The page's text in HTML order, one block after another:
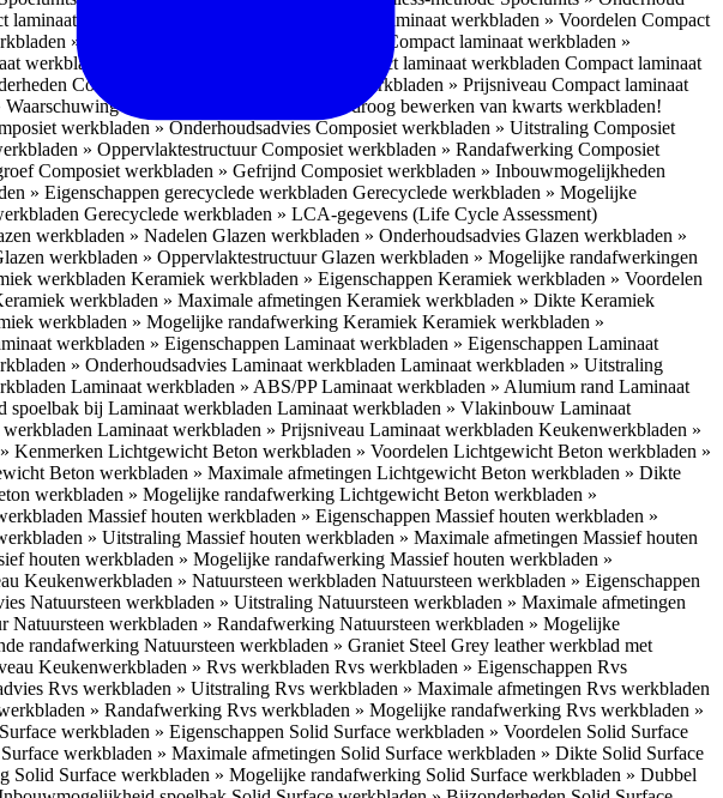
laminaat werkbladen » Eigenschappen
Compact laminaat werkbladen » Voordelen Compact
» Nanotech massief laminaat werkbladen
Compact laminaat werkbladen »
werkbladen » Mogelijke randafwerking Compact laminaat werkbladen Compact laminaat
Compact laminaat
Compact laminaat werkbladen » Prijsniveau Compact laminaat
Monteurs: bescherm je bij het droog bewerken van kwarts werkbladen!
werkbladen » OnderhoudsadviesComposiet werkbladen » Uitstraling Composiet
» OppervlaktestructuurComposiet werkbladen » Randafwerking Composiet
Composiet werkbladen » Gefrijnd Composiet werkbladen » Inbouwmogelijkheden
» Eigenschappen gerecyclede werkbladen Gerecyclede werkbladen » Mogelijke
Gerecyclede werkbladen » LCA-gegevens (Life Cycle Assessment)
werkbladen » Nadelen Glazen werkbladen » Onderhoudsadvies Glazen werkbladen »
werkbladen » OppervlaktestructuurGlazen werkbladen » Mogelijke randafwerkingen
werkbladen Keramiek werkbladen » Eigenschappen Keramiek werkbladen » Voordelen
werkbladen » Maximale afmetingen Keramiek werkbladen » Dikte Keramiek
werkbladen » Mogelijke randafwerking Keramiek Keramiek werkbladen »
werkbladen » Eigenschappen Laminaat werkbladen » Eigenschappen Laminaat
» Onderhoudsadvies Laminaat werkbladen Laminaat werkbladen » Uitstraling
Laminaat werkbladen » ABS/PPLaminaat werkbladen » Alumium rand Laminaat
bij Laminaat werkbladen Laminaat werkbladen » Vlakinbouw Laminaat
Laminaat werkbladen » Prijsniveau Laminaat werkbladen Keukenwerkbladen »
Kenmerken Lichtgewicht Beton werkbladen » Voordelen Lichtgewicht Beton werkbladen »
Beton werkbladen » Maximale afmetingen Lichtgewicht Beton werkbladen » Dikte
werkbladen » Mogelijke randafwerking Lichtgewicht Beton werkbladen »
Massief houten werkbladen » Eigenschappen Massief houten werkbladen »
» Uitstraling Massief houten werkbladen » Maximale afmetingen Massief houten
houten werkbladen » Mogelijke randafwerking Massief houten werkbladen »
Keukenwerkbladen » Natuursteen werkbladen Natuursteen werkbladen » Eigenschappen
Natuursteen werkbladen » Uitstraling Natuursteen werkbladen » Maximale afmetingen
Natuursteen werkbladen » Randafwerking Natuursteen werkbladen » Mogelijke
randafwerking Natuursteen werkbladen » Graniet Steel Grey leather werkblad met
Keukenwerkbladen » Rvs werkbladen Rvs werkbladen » Eigenschappen Rvs
Rvs werkbladen » Uitstraling Rvs werkbladen » Maximale afmetingen Rvs werkbladen
» Randafwerking Rvs werkbladen » Mogelijke randafwerking Rvs werkbladen »
werkbladen » Eigenschappen Solid Surface werkbladen » Voordelen Solid Surface
werkbladen » Maximale afmetingen Solid Surface werkbladen » Dikte Solid Surface
Solid Surface werkbladen » Mogelijke randafwerking Solid Surface werkbladen » Dubbel